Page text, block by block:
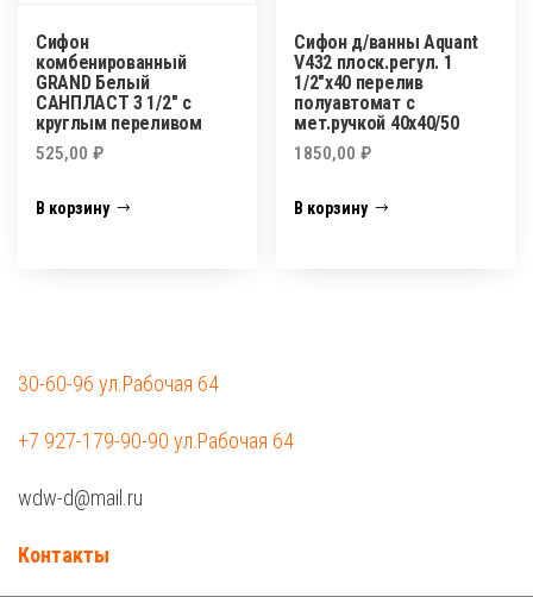
Сифон
комбенированный
GRAND Белый
САНПЛАСТ 3 1/2″ с
круглым переливом
525,00 ₽
В корзину
Сифон д/ванны Aquant
V432 плоск.регул. 1
1/2″х40 перелив
полуавтомат с
мет.ручкой 40х40/50
1850,00₽
В корзину
30-60-96 ул.Рабочая 64
+7 927-179-90-90 ул.Рабочая 64
wdw-d@mail.ru
Контакты